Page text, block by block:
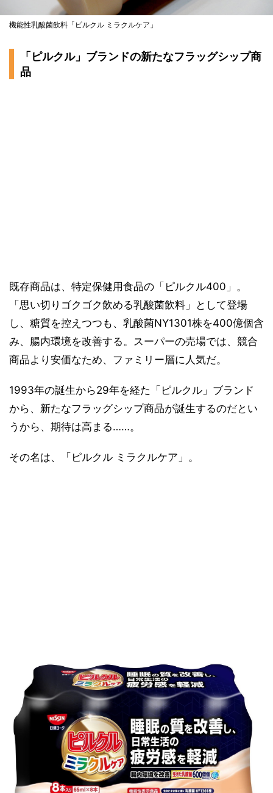
機能性乳酸菌飲料「ピルクル ミラクルケア」
「ピルクル」ブランドの新たなフラッグシップ商
品
既存商品は、特定保健用食品の「ピルクル400」。
「思い切りゴクゴク飲める乳酸菌飲料」として登場
し、糖質を控えつつも、乳酸菌NY1301株を400億個含
み、腸内環境を改善する。スーパーの売場では、競合
商品より安価なため、ファミリー層に人気だ。
1993年の誕生から29年を経た「ピルクル」ブランド
から、新たなフラッグシップ商品が誕生するのだとい
うから、期待は高まる……。
その名は、「ピルクル ミラクルケア」。